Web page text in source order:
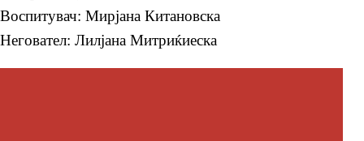
Воспитувач: Мирјана Китановска
Неговател: Лилјана Митриќиеска